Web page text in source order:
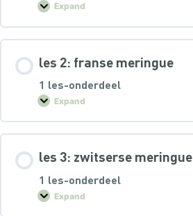
Expand
les 2: franse meringue
1 les-onderdeel
Expand
les 3: zwitserse meringue
1 les-onderdeel
Expand